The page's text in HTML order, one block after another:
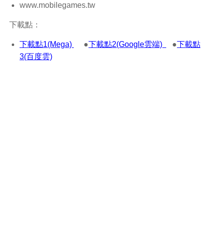
www.mobilegames.tw
下載點：
下載點1(Mega) ●下載點2(Google雲端) ●下載點
3(百度雲)